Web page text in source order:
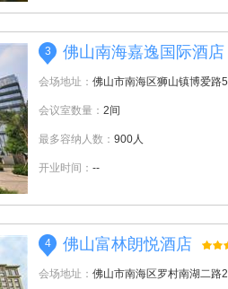
3 佛山南海嘉逸国际酒店
会场地址： 佛山市南海区狮山镇博爱路
会议室数量： 2间
最多容纳人数： 900人
开业时间： --
4 佛山富林朗悦酒店
会场地址： 佛山市南海区罗村南湖二路